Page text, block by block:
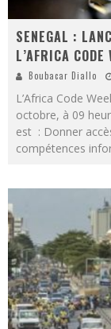
SENEGAL :
L’AFRICA CODE
Boubacar Diallo
L’Africa Code
octobre, à 09
est : Donner
compétences